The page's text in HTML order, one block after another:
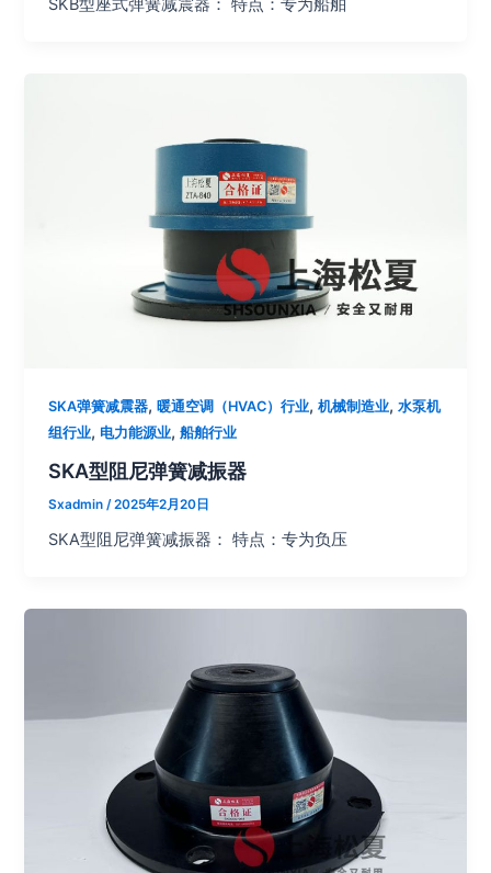
SKB型座式弹簧减震器： 特点：专为船舶
SKA弹簧减震器,暖通空调（HVAC）行业,机械制造业,水泵机
组行业, 电力能源业,船舶行业
SKA型阻尼弹簧减振器
Sxadmin /2025年2月20日
SKA型阻尼弹簧减振器： 特点：专为负压